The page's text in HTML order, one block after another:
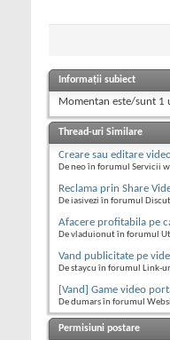
Informații subiect
Momentan este/sunt 1
Thread-uri Similare
Creare sau editare
De neo în forumul Servicii
Reclama prin Share
De iasivezi în forumul
Afacere profitabila pe
De vladuionut în forumul
Vand publicitate pe
De staycu în forumul Link-
[Vand] Game video
De dumars în forumul
Permisiuni postare